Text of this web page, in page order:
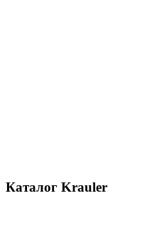
Каталог Krauler